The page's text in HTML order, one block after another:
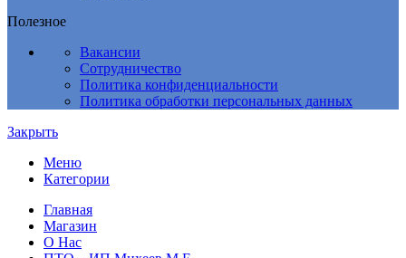
Полезное
Вакансии
Сотрудничество
Политика конфиденциальности
Политика обработки персональных данных
Закрыть
Меню
Категории
Главная
Магазин
О Нас